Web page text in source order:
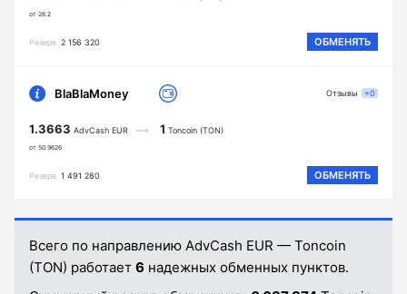
от 26.2
Резерв 2 156 320 ОБМЕНЯТЬ
BlaBlaMoney
1.3663 AdvCash EUR
от 50.9626
1 Toncoin (TON)
Резерв 1 491 280 ОБМЕНЯТЬ
Отзывы +0
Всего по направлению AdvCash EUR — Toncoin
(TON) работает 6 надежных обменных пунктов.